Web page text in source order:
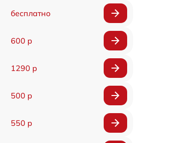
бесплатно
600 р
1290 р
500 р
550 р